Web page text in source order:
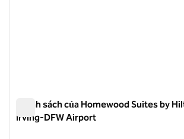
Chính sách của Homewood Suites by
Irving-DFW Airport